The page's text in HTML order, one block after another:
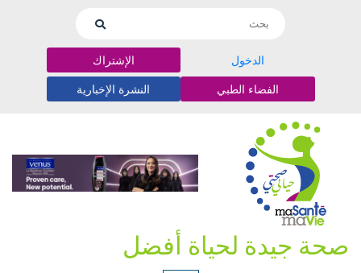
الدخول الإشتراك
الفضاء الطبي النشرة الإخبارية
صحة جيدة لحياة أفضل